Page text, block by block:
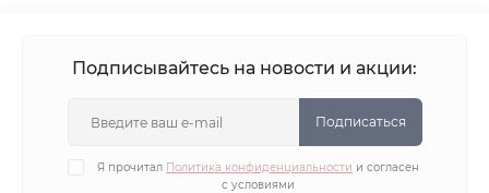
Подписывайтесь на новости и акции:
Подписаться
Я прочитал Политика конфиденциальности и согласен
с условиями